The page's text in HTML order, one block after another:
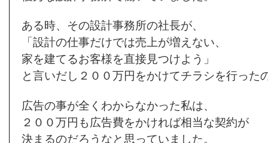
ある時、その設計事務所の社長が、
「設計の仕事だけでは売上が増えない、
家を建てるお客様を直接見つけよう」
と言いだし２００万円をかけてチラシを行った
広告の事が全くわからなかった私は、
２００万円も広告費をかければ相当な契約が
決まるのだろうなと思っていました。